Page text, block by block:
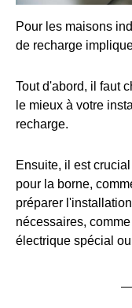
Pour les maisons
de recharge
Tout d'abord, il faut
le mieux à votre
recharge.
Ensuite, il est
pour la borne,
préparer
nécessaires,
électrique spécial